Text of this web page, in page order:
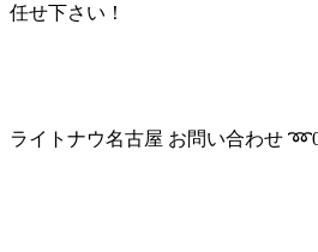
任せ下さい！
ライトナウ名古屋 お問い合わせ